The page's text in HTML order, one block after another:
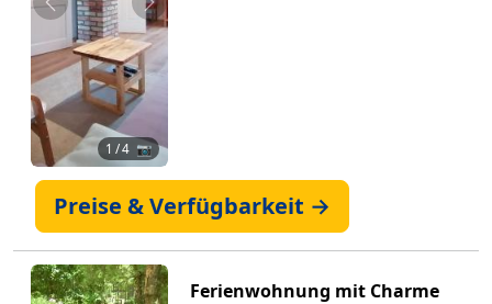
Zurück Weiter
1 / 4 📷
Preise & Verfügbarkeit →
Ferienwohnung mit Charme